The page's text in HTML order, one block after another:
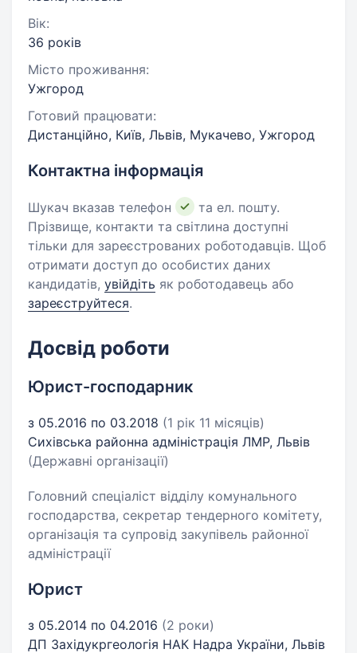
Вік:
36 років
Місто проживання:
Ужгород
Готовий працювати:
Дистанційно, Київ, Львів, Мукачево, Ужгород
Контактна інформація
Шукач вказав телефон
та ел. пошту.
Прізвище, контакти та світлина доступні
тільки для зареєстрованих роботодавців. Щоб
отримати доступ до особистих даних
кандидатів, увійдіть як роботодавець або
зареєструйтеся.
Досвід роботи
Юрист-господарник
з 05.2016 по 03.2018 (1 рік 11 місяців)
Сихівська районна адміністрація ЛМР, Львів
(Державні організації)
Головний спеціаліст відділу комунального
господарства, секретар тендерного комітету,
організація та супровід закупівель районної
адміністрації
Юрист
з 05.2014 по 04.2016 (2 роки)
ДП Західукргеологія НАК Надра України, Львів